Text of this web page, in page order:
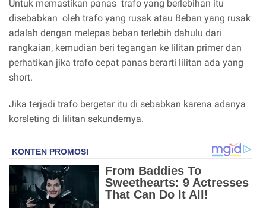
Untuk memastikan panas trafo yang berlebihan itu
disebabkan oleh trafo yang rusak atau Beban yang rusak
adalah dengan melepas beban terlebih dahulu dari
rangkaian, kemudian beri tegangan ke lilitan primer dan
perhatikan jika trafo cepat panas berarti lilitan ada yang
short.
Jika terjadi trafo bergetar itu di sebabkan karena adanya
korsleting di lilitan sekundernya.